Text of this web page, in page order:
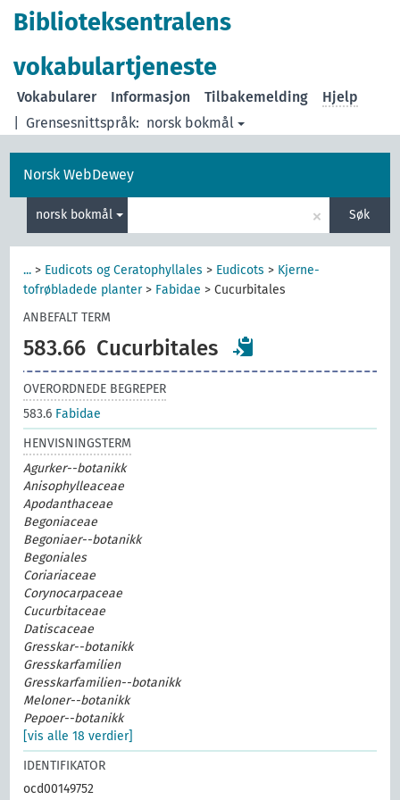
Biblioteksentralens
vokabulartjeneste
Grensesnittspråk: norsk bokmål
Vokabularer Informasjon Tilbakemelding Hjelp
Norsk WebDewey
norsk bokmål × Søk
... > Eudicots og Ceratophyllales > Eudicots > Kjerne-
tofrøbladede planter> Fabidae >Cucurbitales
ANBEFALT TERM
583.66 Cucurbitales
OVERORDNEDE BEGREPER
583.6 Fabidae
HENVISNINGSTERM
Agurker--botanikk
Anisophylleaceae
Apodanthaceae
Begoniaceae
Begoniaer--botanikk
Begoniales
Coriariaceae
Corynocarpaceae
Cucurbitaceae
Datiscaceae
Gresskar--botanikk
Gresskarfamilien
Gresskarfamilien--botanikk
Meloner--botanikk
Pepoer--botanikk
[vis alle 18 verdier]
IDENTIFIKATOR
ocd00149752